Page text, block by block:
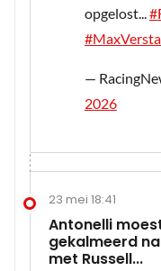
opgelost...
—
2026
23 mei 18:41
Antonelli
gekalmeerd
met Russell...